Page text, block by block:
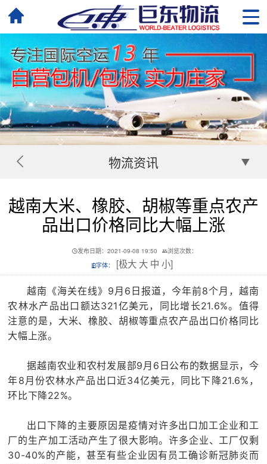
物流资讯
越南大米、橡胶、胡椒等重点农产
品出口价格同比大幅上涨
发布日期：2021-09-08 19:50
浏览次数：
字体：
[极大 大 中 小]
越南《海关在线》9月6日报道，今年前8个月，越南
农林水产品出口额达321亿美元，同比增长21.6%。值得
注意的是，大米、橡胶、胡椒等重点农产品出口价格同比
大幅上涨。
据越南农业和农村发展部9月6日公布的数据显示，今
年8月份农林水产品出口近34亿美元，同比下降21.6%，
环比下降22%。
出口下降的主要原因是疫情对许多出口加工企业和工
厂的生产加工活动产生了很大影响。许多企业、工厂仅剩
30-40%的产能，甚至有些企业因有员工确诊新冠肺炎而